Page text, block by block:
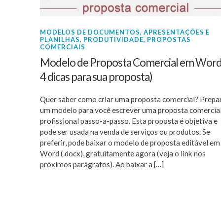
MODELOS DE DOCUMENTOS, APRESENTAÇÕES E
PLANILHAS, PRODUTIVIDADE, PROPOSTAS
COMERCIAIS
Modelo de Proposta Comercial em
4 dicas para sua proposta)
Quer saber como criar uma proposta comercial?
um modelo para você escrever uma proposta comercial
profissional passo-a-passo. Esta proposta é objetiva e
pode ser usada na venda de serviços ou produtos. Se
preferir, pode baixar o modelo de proposta editável em
Word (.docx), gratuitamente agora (veja o link nos
próximos parágrafos). Ao baixar a […]